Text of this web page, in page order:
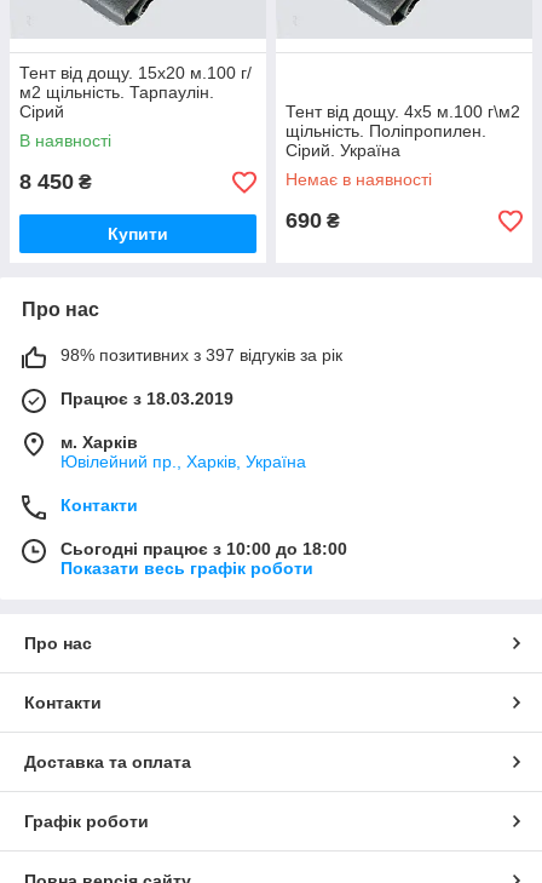
Тент від дощу. 15х20 м.100 г/
м2 щільність. Тарпаулін.
Сірий
В наявності
8 450 ₴
Купити
Тент від дощу. 4х5 м.100 г\м2
щільність. Поліпропилен.
Сірий. Україна
Немає в наявності
690 ₴
Про нас
98% позитивних з 397 відгуків за рік
Працює з 18.03.2019
м. Харків
Ювілейний пр., Харків, Україна
Контакти
Сьогодні працює з 10:00 до 18:00
Показати весь графік роботи
Про нас
Контакти
Доставка та оплата
Графік роботи